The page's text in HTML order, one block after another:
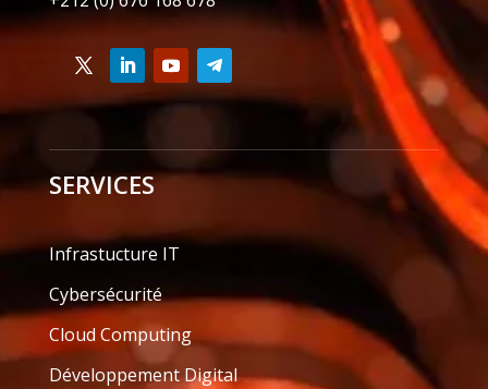
SERVICES
Infrastucture IT
Cybersécurité
Cloud Computing
Développement Digital